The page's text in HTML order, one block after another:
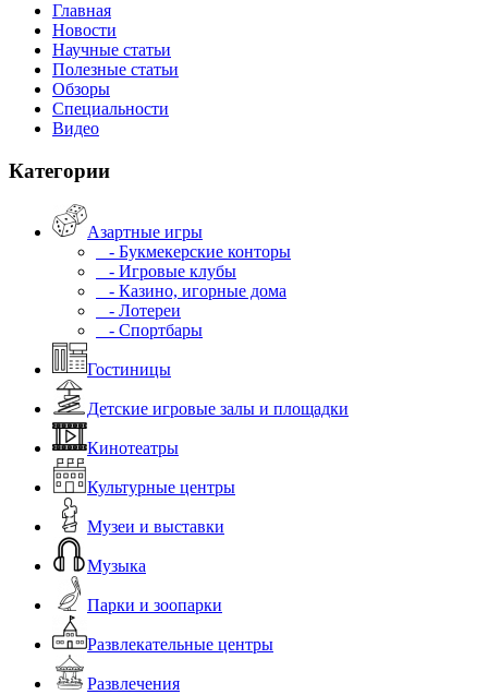
Главная
Новости
Научные статьи
Полезные статьи
Обзоры
Специальности
Видео
Категории
Азартные игры
- Букмекерские конторы
- Игровые клубы
- Казино, игорные дома
- Лотереи
- Спортбары
Гостиницы
Детские игровые залы и площадки
Кинотеатры
Культурные центры
Музеи и выставки
Музыка
Парки и зоопарки
Развлекательные центры
Развлечения